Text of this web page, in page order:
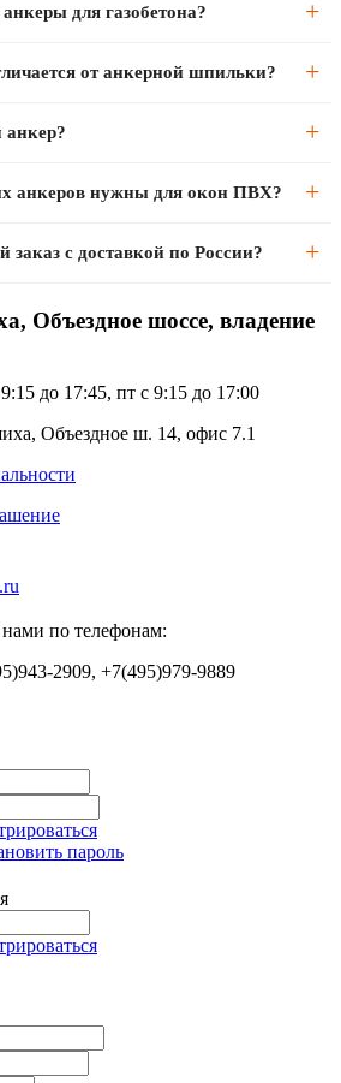
кирпиче и газобетоне глубину
для газобетона?
крошится. Для газобетона нужны
от анкерной шпильки?
Анкерная шпилька вворачивается в
соединением.
анкер?
забивании. Применяют для быстрого
анкеров нужны для окон ПВХ?
анкера + 10 мм. Точный размер
с доставкой по России?
с НДС. Доставка транспортными
Объездное шоссе, владение
до 17:45, пт с 9:15 до 17:00
Объездное ш. 14, офис 7.1
по телефонам:
2909, +7(495)979-9889
пароль